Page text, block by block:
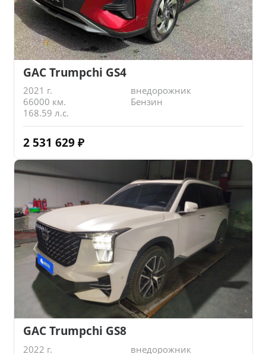
GAC Trumpchi GS4
2021 г.
внедорожник
66000 км.
Бензин
168.59 л.с.
2 531 629 ₽
GAC Trumpchi GS8
2022 г.
внедорожник